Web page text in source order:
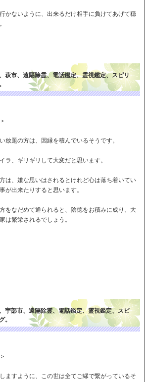
かないように、出来るだけ相手に負けてあげて穏
萩市、遠隔除霊、電話鑑定、霊視鑑定、スピリ
放題の方は、因縁を積んでいるそうです。
ラ、ギリギリして大変だと思います。
は、嫌な思いはされるとけれど心は落ち着いてい
が出来たりすると思います。
をなだめて通られると、陰徳をお積みに成り、大
は繁栄されるでしょう。
宇部市、遠隔除霊、電話鑑定、霊視鑑定、スピ
。
ますように、この世は全てご縁で繋がっているそ